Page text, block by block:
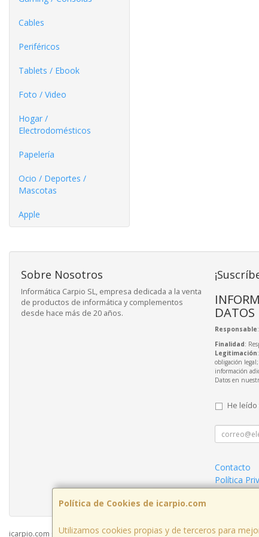
Cables
Periféricos
Tablets / Ebook
Foto / Video
Hogar /
Electrodomésticos
Papelería
Ocio / Deportes /
Mascotas
Apple
Política de Cookies de icarpio.com
Utilizamos cookies propias y de terceros para
Sobre Nosotros
Informática Carpio SL, empresa dedicada a la venta
de productos de informática y complementos
desde hace más de 20 años.
DATOS
Responsable
Finalidad:
Legitimación
obligación legal;
información
Datos en
He leído
Contacto
Política
icarpio.com © 2026